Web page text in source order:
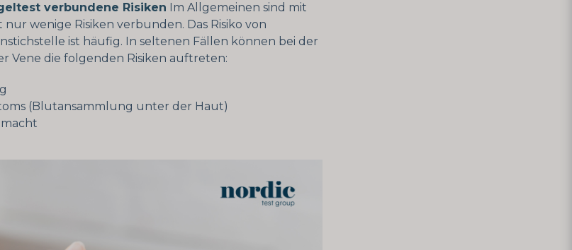
verbundene Risiken Im Allgemeinen sind mit
wenige Risiken verbunden. Das Risiko von
ist häufig. In seltenen Fällen können bei der
Vene die folgenden Risiken auftreten:
(Blutansammlung unter der Haut)